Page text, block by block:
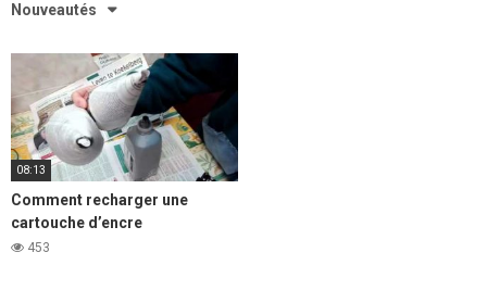
Nouveautés
08:13
Comment recharger une
cartouche d’encre
d’imprimante laser Samsung
453